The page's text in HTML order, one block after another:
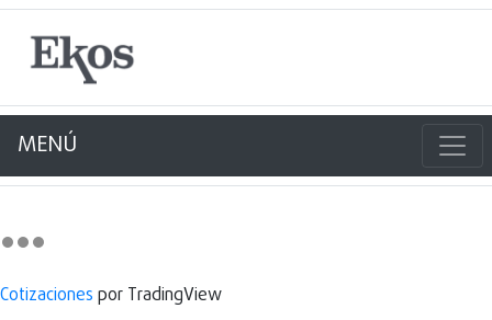
MENÚ
Cotizaciones por TradingView